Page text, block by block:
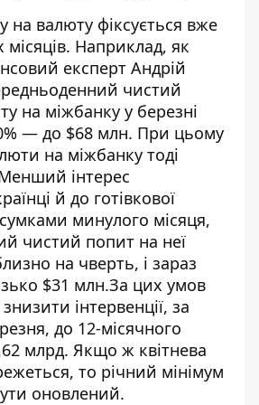
на валюту фіксується вже
Наприклад, як
експерт Андрій
чистий
на міжбанку у березні
— до $68 млн. При цьому
на міжбанку тоді
інтерес
й до готівкової
минулого місяця,
чистий попит на неї
на чверть, і зараз
$31 млн.За цих умов
інтервенції, за
до 12-місячного
млрд. Якщо ж квітнева
то річний мінімум
оновлений.